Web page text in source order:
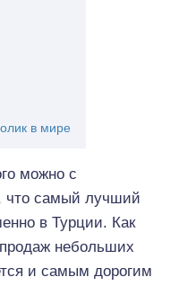
в мире
можно с
что самый лучший
в Турции. Как
продаж небольших
и самым дорогим